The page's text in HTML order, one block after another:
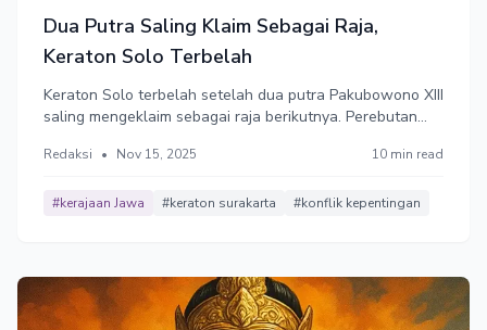
Dua Putra Saling Klaim Sebagai Raja,
Keraton Solo Terbelah
Keraton Solo terbelah setelah dua putra Pakubowono XIII
saling mengeklaim sebagai raja berikutnya. Perebutan
Redaksi • Nov 15, 2025 10 min read
#kerajaan Jawa #keraton surakarta #konflik kepentingan